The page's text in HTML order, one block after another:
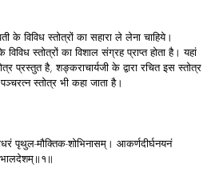
के विविध स्तोत्रों का सहारा ले लेना चाहिये।
विविध स्तोत्रों का विशाल संग्रह प्राप्त होता है। यहां
प्रस्तुत है, शङ्कराचार्यजी के द्वारा रचित इस स्तोत्र
स्तोत्र भी कहा जाता है।
पृथुल-मौक्तिक-शोभिनासम्। आकर्णदीर्घनयनं